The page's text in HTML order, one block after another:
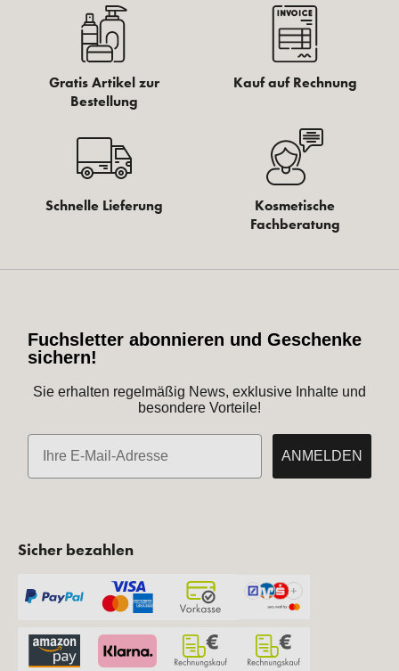
Gratis Artikel zur
Bestellung
Kauf auf Rechnung
Schnelle Lieferung
Kosmetische
Fachberatung
Fuchsletter abonnieren und Geschenke
sichern!
Sie erhalten regelmäßig News, exklusive Inhalte und
besondere Vorteile!
E-Mail
ANMELDEN
Sicher bezahlen